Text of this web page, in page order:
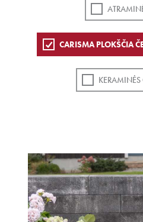
CARISMA PLOKŠČIA
KERAMINĖS